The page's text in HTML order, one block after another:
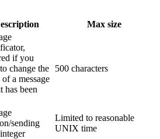
Max size
if you
change the
of a message
has been
500 characters
sending
Limited to reasonable
UNIX time